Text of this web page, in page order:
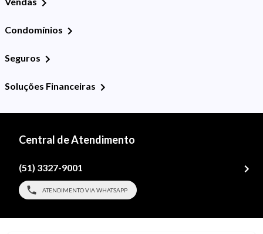
Condomínios
Seguros
Soluções Financeiras
Central de Atendimento
(51) 3327-9001
ATENDIMENTO VIA WHATSAPP